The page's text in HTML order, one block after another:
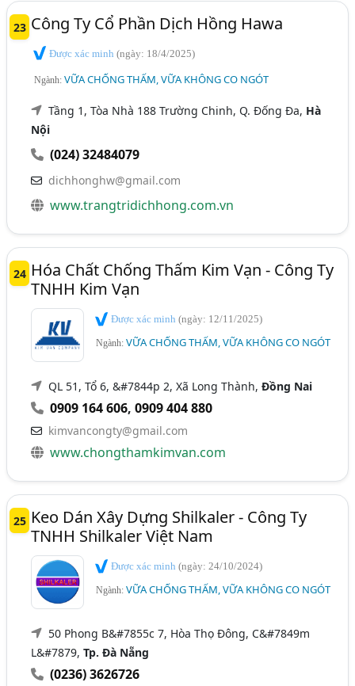
23 Công Ty Cổ Phần Dịch Hồng Hawa
Được xác minh(ngày: 18/4/2025)
Ngành:VỮA CHỐNG THẤM, VỮA KHÔNG CO NGÓT
Tầng 1, Tòa Nhà 188 Trường Chinh, Q. Đống Đa, Hà
Nội
(024) 32484079
dichhonghw@gmail.com
www.trangtridichhong.com.vn
24 Hóa Chất Chống Thấm Kim Vạn - Công Ty
TNHH Kim Vạn
Được xác minh(ngày: 12/11/2025)
Ngành:VỮA CHỐNG THẤM, VỮA KHÔNG CO NGÓT
QL 51, Tổ 6, &#7844p 2, Xã Long Thành,Đồng Nai
0909 164 606,0909 404 880
kimvancongty@gmail.com
www.chongthamkimvan.com
25 Keo Dán Xây Dựng Shilkaler - Công Ty
TNHH Shilkaler Việt Nam
Được xác minh(ngày: 24/10/2024)
Ngành:VỮA CHỐNG THẤM, VỮA KHÔNG CO NGÓT
50 Phong B&#7855c 7, Hòa Thọ Đông, C&#7849m
L&#7879,Tp. Đà Nẵng
(0236) 3626726